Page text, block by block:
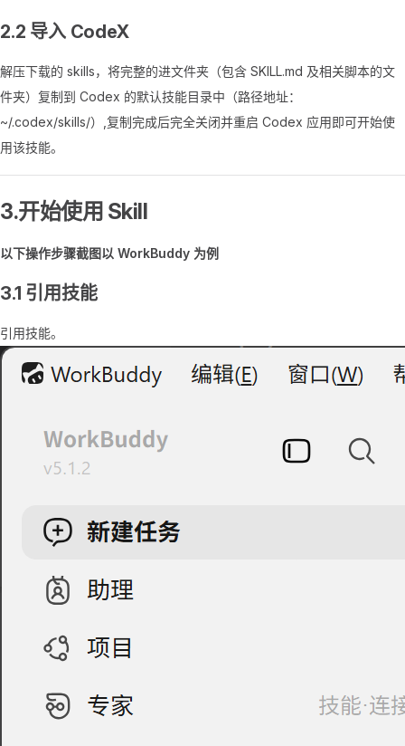
2.2 导入 CodeX
解压下载的 skills，将完整的进文件夹（包含 SKILL.md 及相关脚本的文
件夹）复制到 Codex 的默认技能目录中（路径地址：
~/.codex/skills/）,复制完成后完全关闭并重启 Codex 应用即可开始使
用该技能。
3.开始使用 Skill
以下操作步骤截图以 WorkBuddy 为例
3.1 引用技能
引用技能。